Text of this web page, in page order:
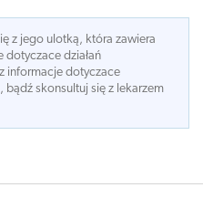
z jego ulotką, która zawiera
dotyczace działań
informacje dotyczace
skonsultuj się z lekarzem